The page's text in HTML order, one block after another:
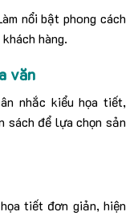
nổi bật phong cách
hàng.
văn
nhắc kiểu họa tiết,
sách để lựa chọn sản
tiết đơn giản, hiện